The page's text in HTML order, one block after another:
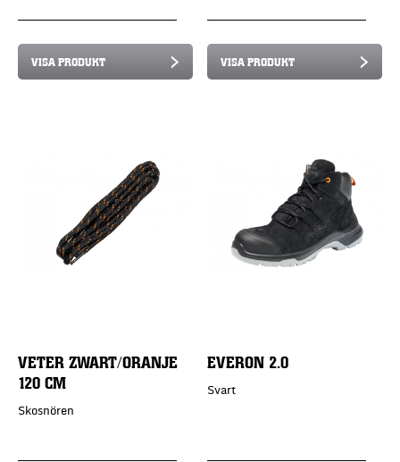
VISA PRODUKT VISA PRODUKT
VETER ZWART/ORANJE
120 CM
Skosnören
EVERON 2.0
Svart